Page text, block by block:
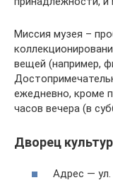
Миссия музея –
вещей (например,
ежедневно, кроме
часов вечера (в
Дворец
Адрес — ул.